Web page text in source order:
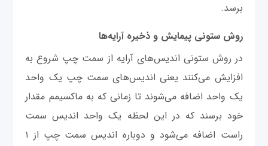
برسد.
روش ستونی پیمایش و ذخیره آرایه‌ها
در روش ستونی اندیس‌های آرایه از سمت چپ شروع به
افزایش می‌کنند یعنی اندیس‌های سمت چپ یک واحد
یک واحد اضافه می‌شوند تا زمانی که به ماکسیمم مقدار
خود برسند که در این لحظه یک واحد اندیس سمت
راست اضافه می‌شود و دوباره اندیس سمت چپ از ۱